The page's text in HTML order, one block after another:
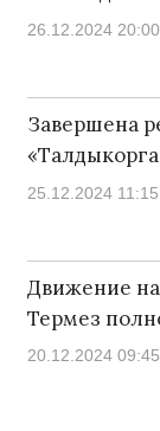
26.12.2024 20:00
Завершена
25.12.2024 11:15
Движение
Термез
20.12.2024 09:45